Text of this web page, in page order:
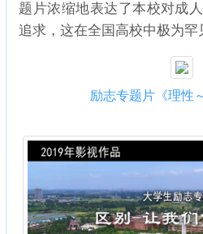
题片浓缩地表达了本校对成
追求，这在全国高校中极为罕
励志专题片《理性